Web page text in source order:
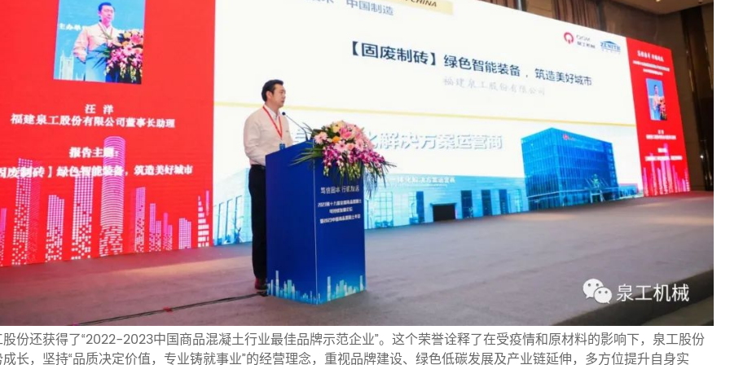
份还获得了“2022-2023中国商品混凝土行业最佳品牌示范企业”。这个荣誉诠释了在受疫情和原材料的影响下，泉工股份
长，坚持“品质决定价值，专业铸就事业”的经营理念，重视品牌建设、绿色低碳发展及产业链延伸，多方位提升自身实